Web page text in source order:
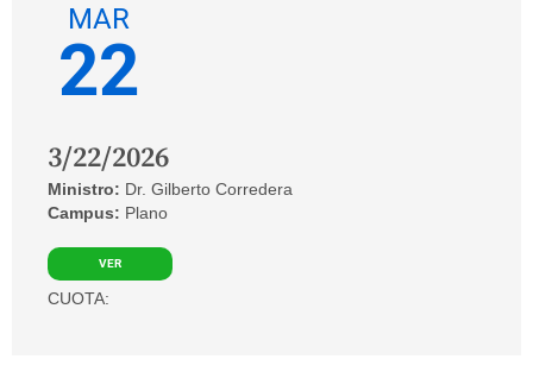
MAR
22
3/22/2026
Ministro: Dr. Gilberto Corredera
Campus: Plano
VER
CUOTA: